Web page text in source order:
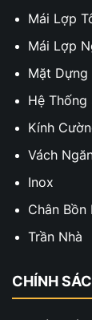
Mái Lợp
Mái Lợp
Mặt Dựng
Hệ Thống
Kính
Vách
Inox
Chân Bồn
Trần Nhà
CHÍNH